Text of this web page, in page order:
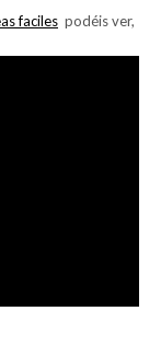
faciles podéis ver,